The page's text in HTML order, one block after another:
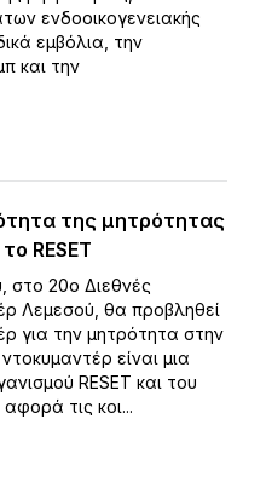
ενδοοικογενειακής
εμβόλια, την
και την
της μητρότητας
RESET
στο 20ο Διεθνές
Λεμεσού, θα προβληθεί
για την μητρότητα στην
είναι μια
RESET και του
τις κοι...